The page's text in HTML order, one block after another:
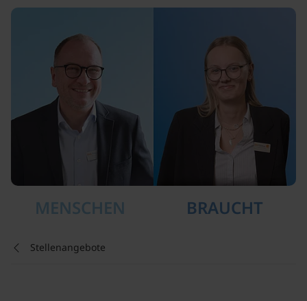
MENSCHEN BRAUCHT
Stellenangebote